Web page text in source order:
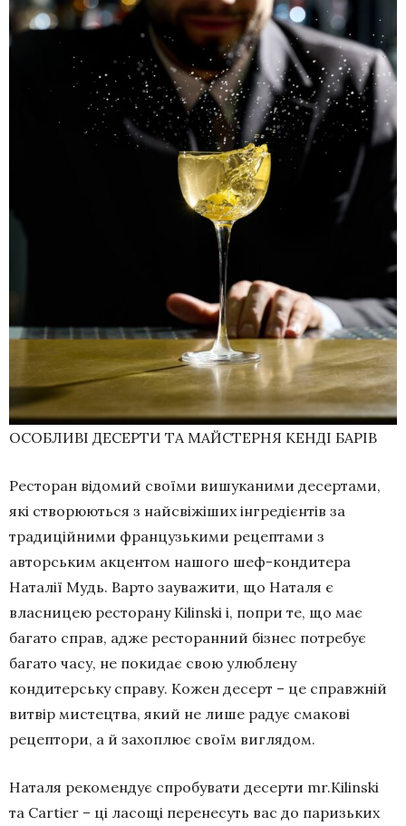
ОСОБЛИВІ ДЕСЕРТИ ТА МАЙСТЕРНЯ КЕНДІ БАРІВ
Ресторан відомий своїми вишуканими десертами,
які створюються з найсвіжіших інгредієнтів за
традиційними французькими рецептами з
авторським акцентом нашого шеф-кондитера
Наталії Мудь. Варто зауважити, що Наталя є
власницею ресторану Kilinski і, попри те, що має
багато справ, адже ресторанний бізнес потребує
багато часу, не покидає свою улюблену
кондитерську справу. Кожен десерт – це справжній
витвір мистецтва, який не лише радує смакові
рецептори, а й захоплює своїм виглядом.
Наталя рекомендує спробувати десерти mr.Kilinski
та Cartier – ці ласощі перенесуть вас до паризьких